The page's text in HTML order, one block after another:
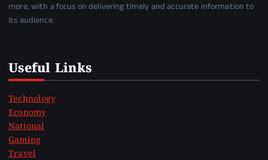
more, with a focus on delivering timely and accurate information to
its audience.
Useful Links
Technology
Economy
National
Gaming
Travel